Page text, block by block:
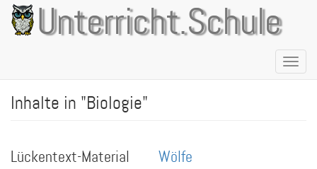
Direkt
zum
Inhalt
Unterricht.Schule
Inhalte in "Biologie"
Lückentext-Material Wölfe